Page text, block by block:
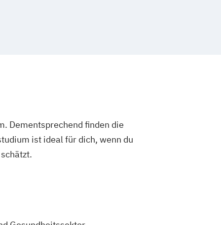
Dementsprechend finden die
ist ideal für dich, wenn du